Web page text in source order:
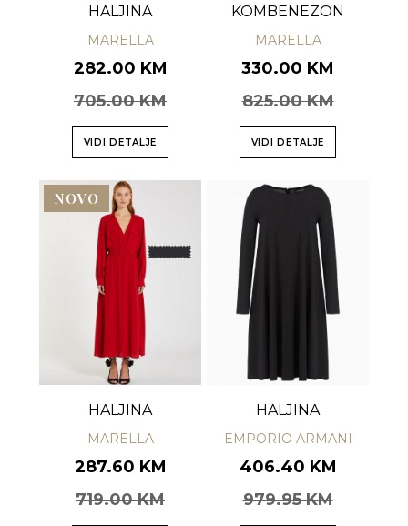
HALJINA
MARELLA
282.00 KM
705.00 KM
VIDI DETALJE
KOMBENEZON
MARELLA
330.00 KM
825.00 KM
VIDI DETALJE
NOVO
HALJINA
MARELLA
287.60 KM
719.00 KM
HALJINA
EMPORIO ARMANI
406.40 KM
979.95 KM